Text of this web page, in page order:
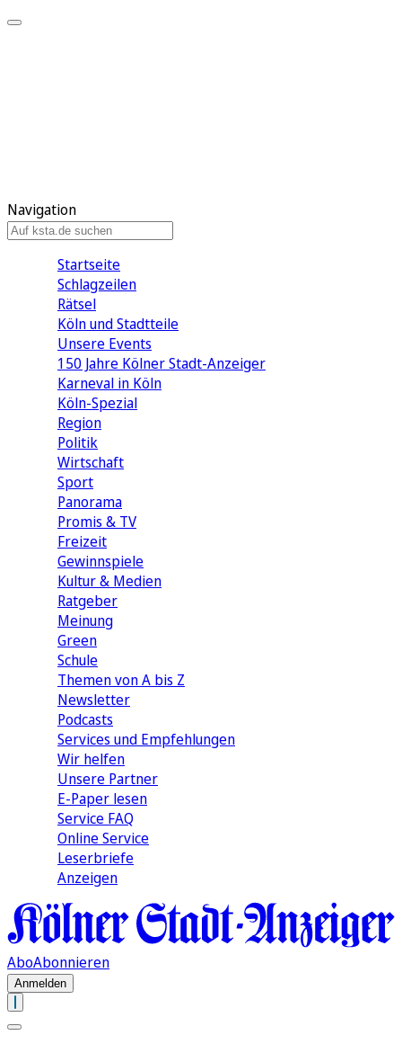
Navigation
Startseite
Schlagzeilen
Rätsel
Köln und Stadtteile
Unsere Events
150 Jahre Kölner Stadt-Anzeiger
Karneval in Köln
Köln-Spezial
Region
Politik
Wirtschaft
Sport
Panorama
Promis & TV
Freizeit
Gewinnspiele
Kultur & Medien
Ratgeber
Meinung
Green
Schule
Themen von A bis Z
Newsletter
Podcasts
Services und Empfehlungen
Wir helfen
Unsere Partner
E-Paper lesen
Service FAQ
Online Service
Leserbriefe
Anzeigen
AboAbonnieren
Anmelden